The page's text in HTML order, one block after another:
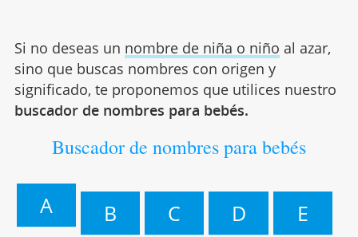
Si no deseas un nombre de niña o niño al azar,
sino que buscas nombres con origen y
significado, te proponemos que utilices nuestro
buscador de nombres para bebés.
Buscador de nombres para bebés
A B C D
E